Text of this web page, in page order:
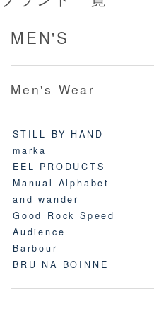
MEN'S
Men's Wear
STILL BY HAND
marka
EEL PRODUCTS
Manual Alphabet
and wander
Good Rock Speed
Audience
Barbour
BRU NA BOINNE